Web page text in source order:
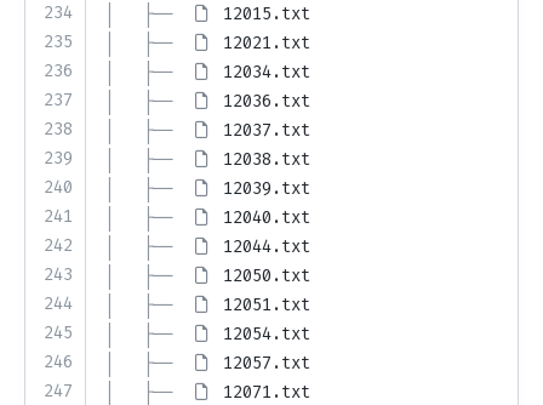
234
235
236
237
238
239
240
241
242
243
244
245
246
247
│   ├──
12015.txt
│   ├──
12021.txt
│   ├──
12034.txt
│   ├──
12036.txt
│   ├──
12037.txt
│   ├──
12038.txt
│   ├──
12039.txt
│   ├──
12040.txt
│   ├──
12044.txt
│   ├──
12050.txt
│   ├──
12051.txt
│   ├──
12054.txt
│   ├──
12057.txt
│   ├──
12071.txt